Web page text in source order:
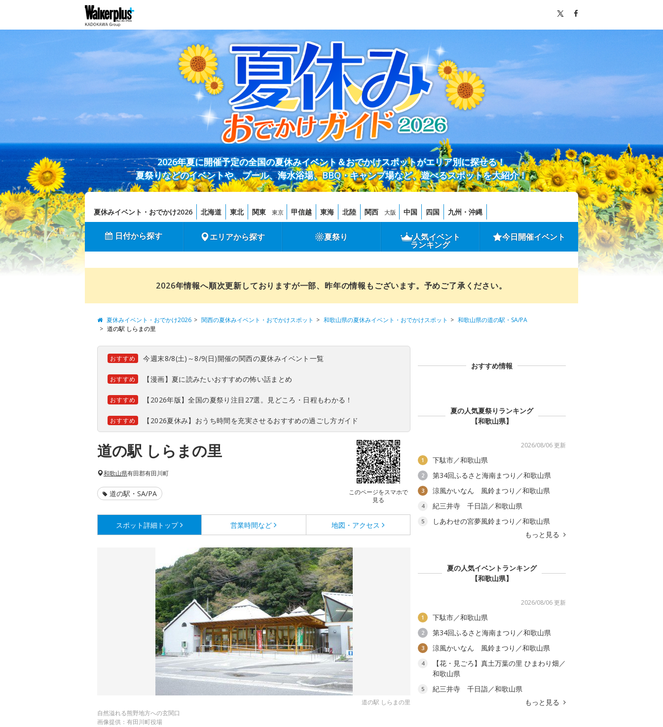
2026年夏に開催予定の全国の夏休みイベント＆おでかけスポットがエリア別に探せる！
夏祭りなどのイベントや、プール、海水浴場、BBQ・キャンプ場など、遊べるスポットを大紹介！
夏休みイベント・おでかけ2026 北海道 東北 関東 東京 甲信越 東海 北陸 関西 大阪 中国 四国 九州・沖縄
日付から探す エリアから探す 夏祭り 人気イベント
ランキング
今日開催イベント
2026年情報へ順次更新しておりますが一部、昨年の情報もございます。予めご了承ください。
夏休みイベント・おでかけ2026 関西の夏休みイベント・おでかけスポット 和歌山県の夏休みイベント・おでかけスポット
和歌山県の道の駅・SA/PA
道の駅 しらまの里
おすすめ 今週末8/8(土)～8/9(日)開催の関西の夏休みイベント一覧
おすすめ 【漫画】夏に読みたいおすすめの怖い話まとめ
おすすめ 【2026年版】全国の夏祭り注目27選。見どころ・日程もわかる！
おすすめ 【2026夏休み】おうち時間を充実させるおすすめの過ごし方ガイド
道の駅 しらまの里
このページをスマホで
見る
和歌山県有田郡有田川町
道の駅・SA/PA
スポット詳細 トップ 営業時間など 地図・アクセス
道の駅 しらまの里
自然溢れる熊野地方への玄関口
画像提供：有田川町役場
おすすめ情報
夏の人気夏祭りランキング
【和歌山県】
2026/08/06 更新
1 下駄市／和歌山県
2 第34回ふるさと海南まつり／和歌山県
3 涼風かいなん 風鈴まつり／和歌山県
4 紀三井寺 千日詣／和歌山県
5
しあわせの宮夢風鈴まつり／和歌山県
もっと見る
夏の人気イベントランキング
【和歌山県】
2026/08/06 更新
1 下駄市／和歌山県
2 第34回ふるさと海南まつり／和歌山県
3 涼風かいなん 風鈴まつり／和歌山県
4
【花・見ごろ】真土万葉の里 ひまわり畑／
和歌山県
5
紀三井寺 千日詣／和歌山県
もっと見る